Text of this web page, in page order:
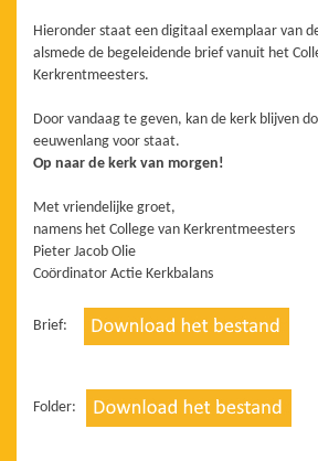
Hieronder staat een digitaal exemplaar van
alsmede de begeleidende brief vanuit het
Kerkrentmeesters.
Door vandaag te geven, kan de kerk blijven
eeuwenlang voor staat.
Op naar de kerk van morgen!
Met vriendelijke groet,
namens het College van Kerkrentmeesters
Pieter Jacob Olie
Coördinator Actie Kerkbalans
Brief:
Folder: